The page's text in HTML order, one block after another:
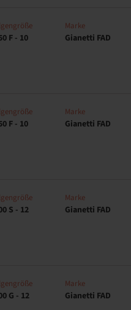
F - 10
Marke
Gianetti FAD
F - 10
Marke
Gianetti FAD
S - 12
Marke
Gianetti FAD
G - 12
Marke
Gianetti FAD